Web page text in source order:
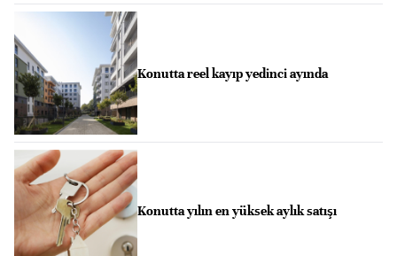
Konutta reel kayıp yedinci ayında
Konutta yılın en yüksek aylık satışı